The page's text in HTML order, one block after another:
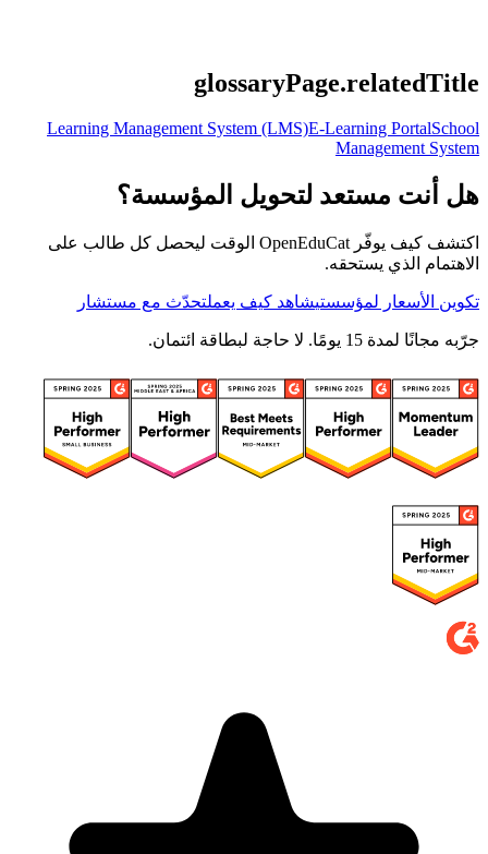
glossaryPage.relatedTitle
Learning Management System (LMS)E-Learning PortalSchool
Management System
هل أنت مستعد لتحويل المؤسسة؟
اكتشف كيف يوفّر OpenEduCat الوقت ليحصل كل طالب على
الاهتمام الذي يستحقه.
تكوين الأسعار لمؤسستيشاهد كيف يعملتحدّث مع مستشار
جرّبه مجانًا لمدة 15 يومًا. لا حاجة لبطاقة ائتمان.